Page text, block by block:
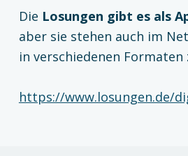
Die Losungen gibt es als
aber sie stehen auch im
in verschiedenen
https://www.losungen.de/
Zurück zur Hauptnavigation springen